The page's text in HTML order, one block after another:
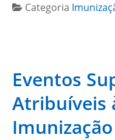
Categoria
Eventos
Atribuíveis
Imunização